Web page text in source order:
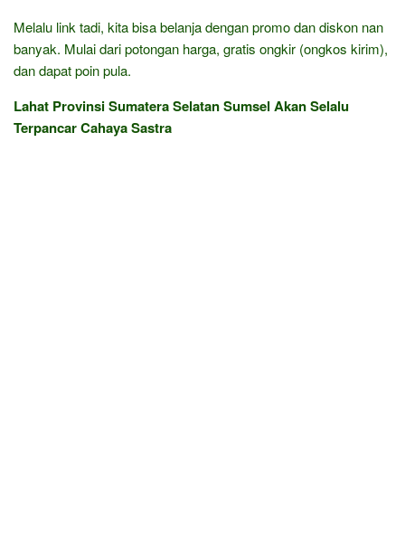
Melalu link tadi, kita bisa belanja dengan promo dan diskon nan
banyak. Mulai dari potongan harga, gratis ongkir (ongkos kirim),
dan dapat poin pula.
Lahat Provinsi Sumatera Selatan Sumsel Akan Selalu
Terpancar Cahaya Sastra